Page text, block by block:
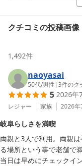
クチコミの投稿画像
1,492件
naoyasai
50代/男性 |3件のク
5 2026年
レジャー 家族 2026年
岐阜らしさを満喫
両親と3人で利用。両親
る場所という事で老舗で
当日は早めにチェックイ